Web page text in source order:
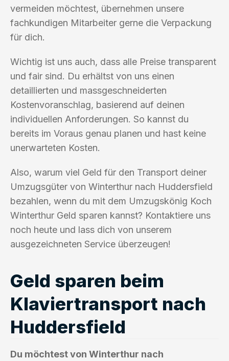
vermeiden möchtest, übernehmen unsere
fachkundigen Mitarbeiter gerne die Verpackung
für dich.
Wichtig ist uns auch, dass alle Preise transparent
und fair sind. Du erhältst von uns einen
detaillierten und massgeschneiderten
Kostenvoranschlag, basierend auf deinen
individuellen Anforderungen. So kannst du
bereits im Voraus genau planen und hast keine
unerwarteten Kosten.
Also, warum viel Geld für den Transport deiner
Umzugsgüter von Winterthur nach Huddersfield
bezahlen, wenn du mit dem Umzugskönig Koch
Winterthur Geld sparen kannst? Kontaktiere uns
noch heute und lass dich von unserem
ausgezeichneten Service überzeugen!
Geld sparen beim
Klaviertransport nach
Huddersfield
Du möchtest von Winterthur nach